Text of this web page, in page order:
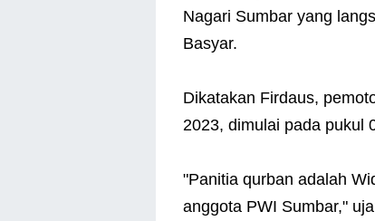
Nagari Sumbar yang
Basyar.
Dikatakan Firdaus,
2023, dimulai pada pukul
"Panitia qurban adalah
anggota PWI Sumbar,"